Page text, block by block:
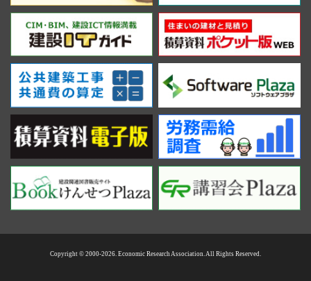
Copyright © 2000-2026. Economic Research Association. All Rights Reserved.